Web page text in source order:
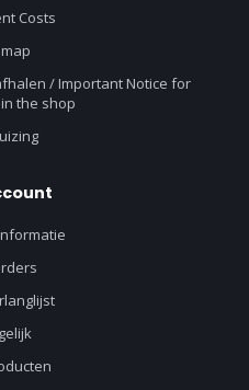
Costs
/ Important Notice for
the shop